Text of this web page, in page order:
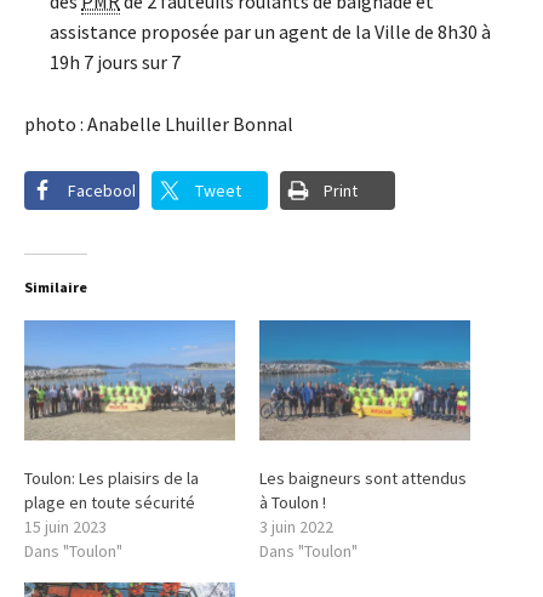
assistance proposée par un agent de la Ville de 8h30 à
19h 7 jours sur 7
photo : Anabelle Lhuiller Bonnal
Facebook Tweet Print
Similaire
Toulon: Les plaisirs de la
plage en toute sécurité
15 juin 2023
Dans "Toulon"
Les baigneurs sont attendus
à Toulon !
3 juin 2022
Dans "Toulon"